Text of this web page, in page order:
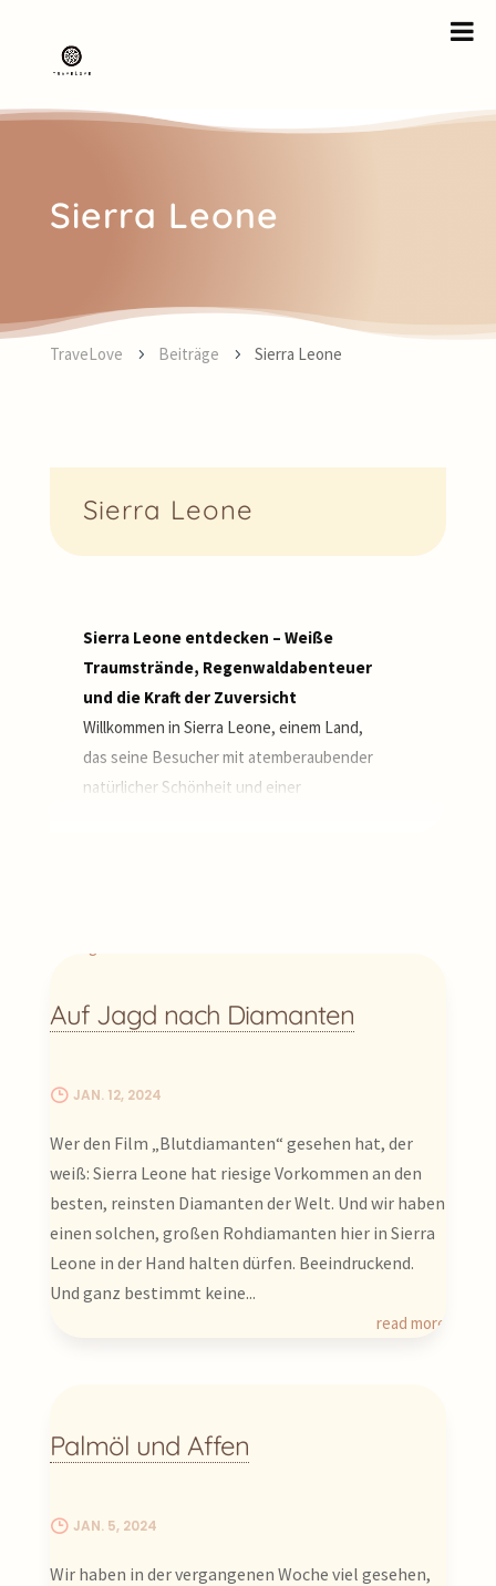
Sierra Leone
TraveLove 5 Beiträge 5 Sierra Leone
Sierra Leone
Sierra Leone entdecken – Weiße
Traumstrände, Regenwaldabenteuer
und die Kraft der Zuversicht
Willkommen in Sierra Leone, einem Land,
das seine Besucher mit atemberaubender
natürlicher Schönheit und einer
unglaubliche Widerstandsfähigkeit, die
perfekte Ziel für alle, die unberührte Natur
abseits der Touristenpfade suchen.
Wir waren zutiefst beeindruckt von der
warmherzigen und optimistischen Energie
der Menschen in Sierra Leone. Ob auf der
Suche nach Diamanten oder der perfekten
wohl gefühlt.
Lass dich von der Schönheit und der
kraftvollen Zuversicht Sierra Leones
Auf Jagd nach Diamanten
JAN. 12, 2024
Wer den Film „Blutdiamanten“ gesehen hat, der
weiß: Sierra Leone hat riesige Vorkommen an den
besten, reinsten Diamanten der Welt. Und wir haben
einen solchen, großen Rohdiamanten hier in Sierra
Leone in der Hand halten dürfen. Beeindruckend.
Und ganz bestimmt keine...
read more
Palmöl und Affen
JAN. 5, 2024
Wir haben in der vergangenen Woche viel gesehen,